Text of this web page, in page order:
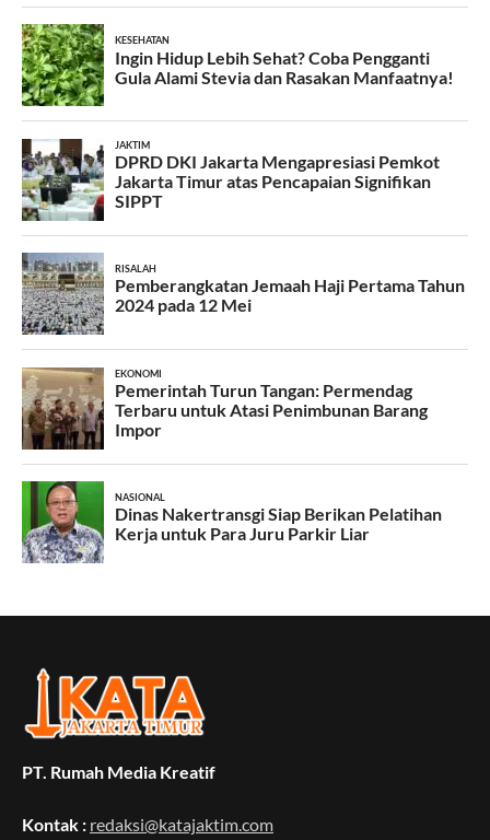
PT. Rumah Media Kreatif
Kontak : redaksi@katajaktim.com